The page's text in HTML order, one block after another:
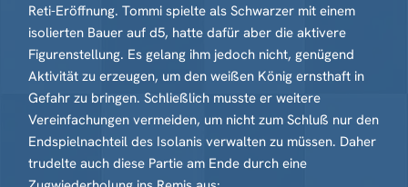
Reti-Eröffnung. Tommi spielte als Schwarzer mit einem
isolierten Bauer auf d5, hatte dafür aber die aktivere
Figurenstellung. Es gelang ihm jedoch nicht, genügend
Aktivität zu erzeugen, um den weißen König ernsthaft in
Gefahr zu bringen. Schließlich musste er weitere
Vereinfachungen vermeiden, um nicht zum Schluß nur den
Endspielnachteil des Isolanis verwalten zu müssen. Daher
trudelte auch diese Partie am Ende durch eine